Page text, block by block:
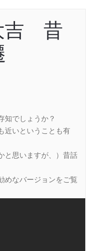
吉 昔
知でしょうか？
近いということも有
と思いますが、）昔話
めなバージョンをご覧